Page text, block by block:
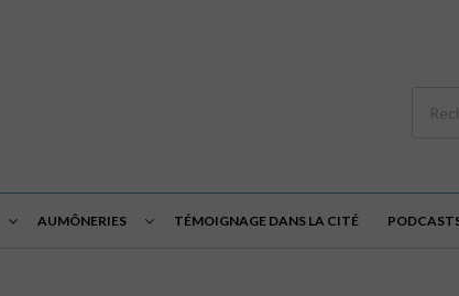
AUMÔNERIES TÉMOIGNAGE DANS LA CITÉ